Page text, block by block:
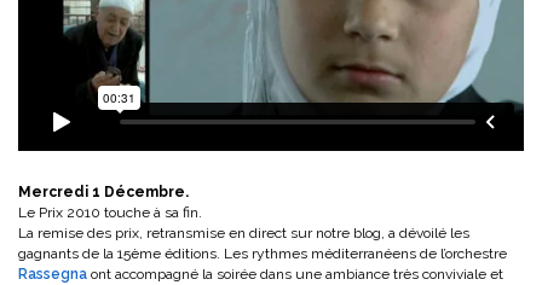
Mercredi 1 Décembre.
Le Prix 2010 touche à sa fin.
La remise des prix, retransmise en direct sur notre blog, a dévoilé les
gagnants de la 15ème éditions. Les rythmes méditerranéens de l’orchestre
Rassegna ont accompagné la soirée dans une ambiance très conviviale et